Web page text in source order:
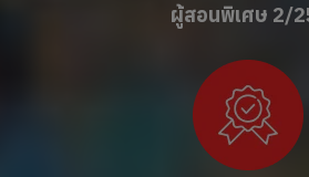
ผู้สอนพิเศษ 2/